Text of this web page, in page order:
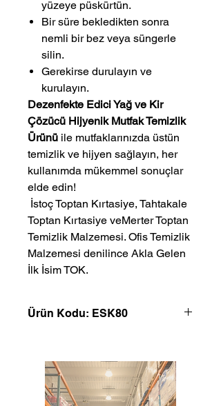
yüzeye püskürtün.
Bir süre bekledikten sonra
nemli bir bez veya süngerle
silin.
Gerekirse durulayın ve
kurulayın.
Dezenfekte Edici Yağ ve Kir
Çözücü Hijyenik Mutfak Temizlik
Ürünü ile mutfaklarınızda üstün
temizlik ve hijyen sağlayın, her
kullanımda mükemmel sonuçlar
elde edin!
Toptan Kırtasiye veMerter Toptan
Temizlik Malzemesi. Ofis Temizlik
Malzemesi denilince Akla Gelen
İlk İsim TOK.
Ürün Kodu: ESK80